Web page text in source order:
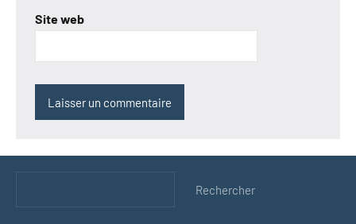
Site web
Rechercher